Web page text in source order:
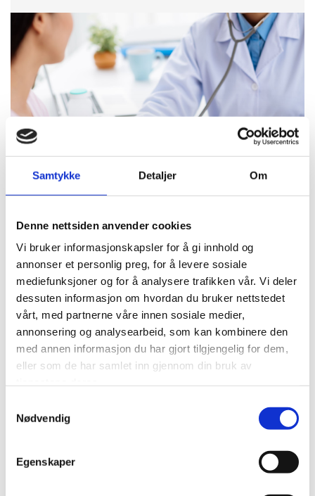
Samtykke Detaljer Om
Denne nettsiden anvender cookies
Vi bruker informasjonskapsler for å gi innhold og
annonser et personlig preg, for å levere sosiale
mediefunksjoner og for å analysere trafikken vår. Vi deler
dessuten informasjon om hvordan du bruker nettstedet
vårt, med partnerne våre innen sosiale medier,
annonsering og analysearbeid, som kan kombinere den
med annen informasjon du har gjort tilgjengelig for dem,
eller som de har samlet inn gjennom din bruk av
Nødvendig
Egenskaper
Prisliste attester
Førerkortattest 825,-
Sjømanns- og losattest
Offshore- og Sjømannsattest 4400,-
3500,-